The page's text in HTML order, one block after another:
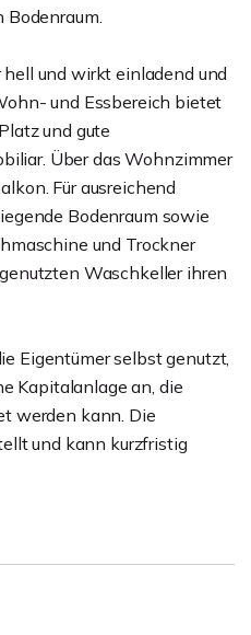
Bodenraum.
und wirkt einladend und
und Essbereich bietet
und gute
Über das Wohnzimmer
Für ausreichend
Bodenraum sowie
und Trockner
Waschkeller ihren
Eigentümer selbst genutzt,
Kapitalanlage an, die
werden kann. Die
und kann kurzfristig